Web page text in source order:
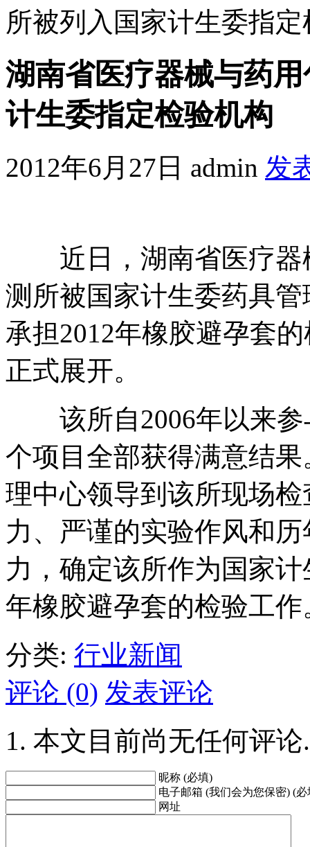
所被列入国家计生委指
湖南省医疗器械与药
计生委指定检验机构
2012年6月27日 admin 发
近日，湖南省医疗器
测所被国家计生委药具
承担2012年橡胶避孕套
正式展开。
该所自2006年以来参
个项目全部获得满意结
理中心领导到该所现场
力、严谨的实验作风和
力，确定该所作为国家
年橡胶避孕套的检验工作
分类: 行业新闻
评论 (0) 发表评论
本文目前尚无任何评论.
昵称 (必填)
电子邮箱 (我们会为您保密) (必
网址